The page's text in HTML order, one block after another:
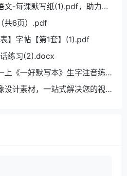
文-每课默写纸(1).pdf，助力小
共6页）.pdf
】字帖【第1套】(1).pdf
练习(2).docx
上《一好默写本》生字注音练
好基础
设计素材，一站式解决您的视